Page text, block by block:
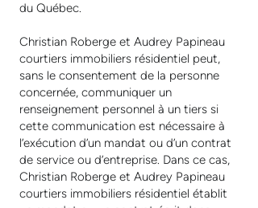
du Québec.
Christian Roberge et Audrey Papineau
courtiers immobiliers résidentiel peut,
sans le consentement de la personne
concernée, communiquer un
renseignement personnel à un tiers si
cette communication est nécessaire à
l’exécution d’un mandat ou d’un contrat
de service ou d’entreprise. Dans ce cas,
Christian Roberge et Audrey Papineau
courtiers immobiliers résidentiel établit